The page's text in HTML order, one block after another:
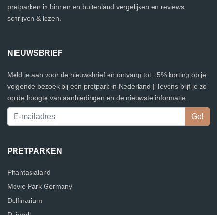
pretparken in binnen en buitenland vergelijken en reviews
schrijven & lezen.
NIEUWSBRIEF
Meld je aan voor de nieuwsbrief en ontvang tot 15% korting op je
volgende bezoek bij een pretpark in Nederland | Tevens blijf je zo
op de hoogte van aanbiedingen en de nieuwste informatie.
PRETPARKEN
Phantasialand
Movie Park Germany
Dolfinarium